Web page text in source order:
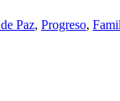
Paz, Progreso,